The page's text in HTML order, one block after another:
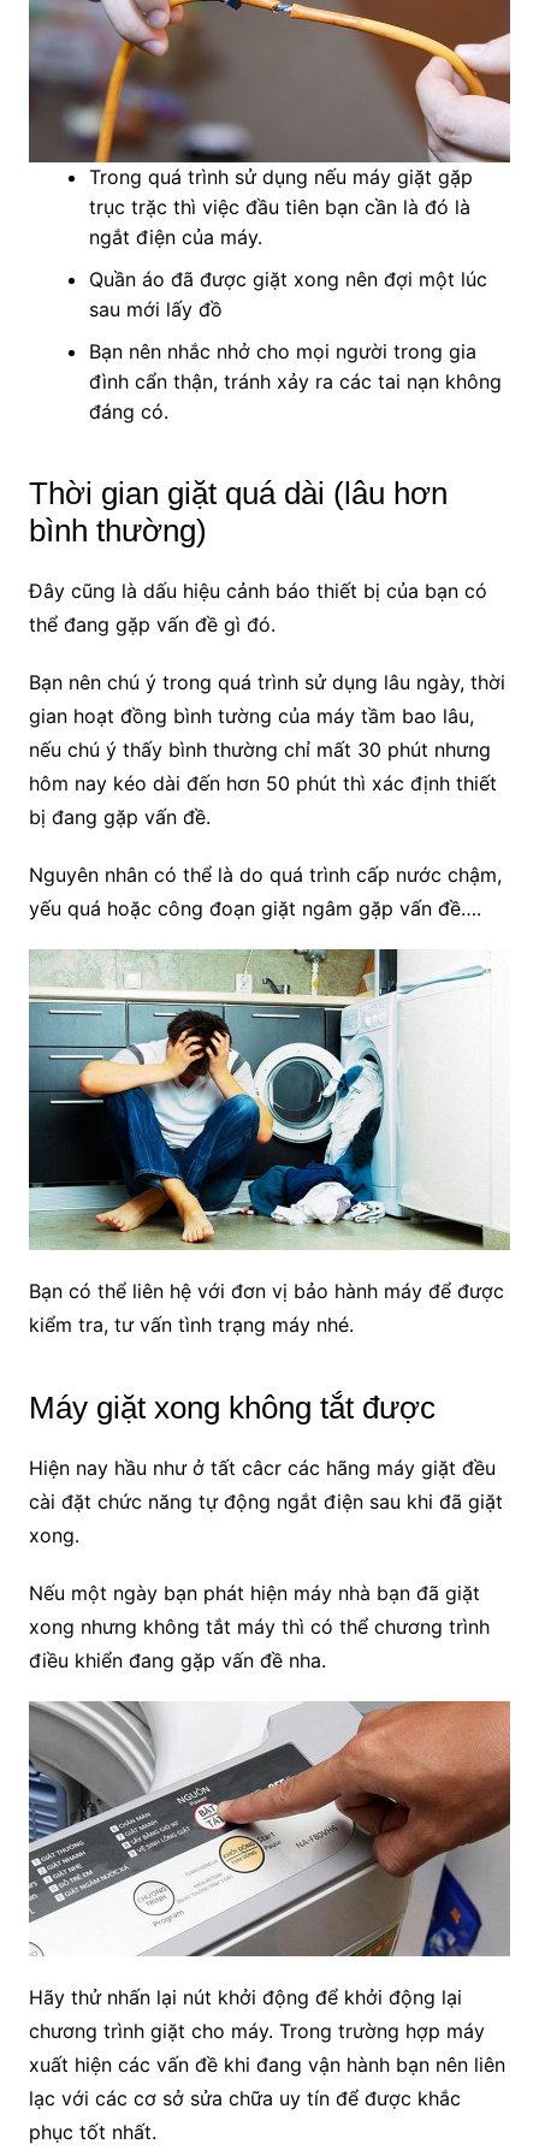
Trong quá trình sử dụng nếu máy giặt gặp
trục trặc thì việc đầu tiên bạn cần là đó là
ngắt điện của máy.
Quần áo đã được giặt xong nên đợi một lúc
sau mới lấy đồ
Bạn nên nhắc nhở cho mọi người trong gia
đình cẩn thận, tránh xảy ra các tai nạn không
đáng có.
Thời gian giặt quá dài (lâu hơn
bình thường)
Đây cũng là dấu hiệu cảnh báo thiết bị của bạn có
thể đang gặp vấn đề gì đó.
Bạn nên chú ý trong quá trình sử dụng lâu ngày, thời
gian hoạt đồng bình tường của máy tầm bao lâu,
nếu chú ý thấy bình thường chỉ mất 30 phút nhưng
hôm nay kéo dài đến hơn 50 phút thì xác định thiết
bị đang gặp vấn đề.
Nguyên nhân có thể là do quá trình cấp nước chậm,
yếu quá hoặc công đoạn giặt ngâm gặp vấn đề….
Bạn có thể liên hệ với đơn vị bảo hành máy để được
kiểm tra, tư vấn tình trạng máy nhé.
Máy giặt xong không tắt được
Hiện nay hầu như ở tất câcr các hãng máy giặt đều
cài đặt chức năng tự động ngắt điện sau khi đã giặt
xong.
Nếu một ngày bạn phát hiện máy nhà bạn đã giặt
xong nhưng không tắt máy thì có thể chương trình
điều khiển đang gặp vấn đề nha.
Hãy thử nhấn lại nút khởi động để khởi động lại
chương trình giặt cho máy. Trong trường hợp máy
xuất hiện các vấn đề khi đang vận hành bạn nên liên
lạc với các cơ sở sửa chữa uy tín để được khắc
phục tốt nhất.